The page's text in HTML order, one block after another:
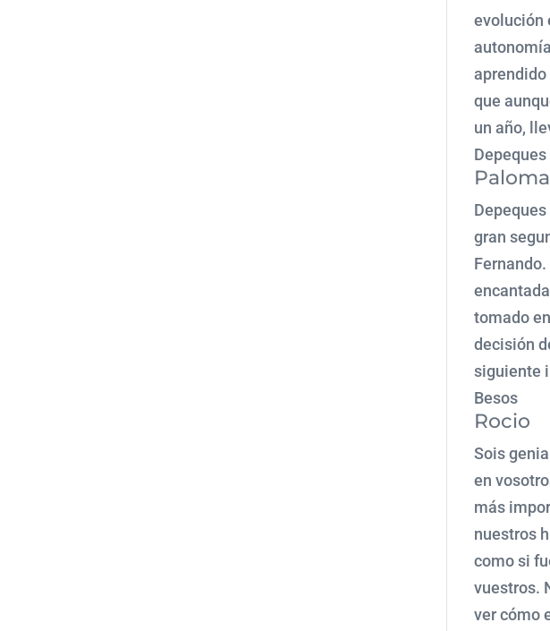
evolución
aprendido
que
un año,
Paloma
gran
Fernando.
tomado
decisión
siguiente
Besos
Rocio
Sois
en
más
nuestros
como si
vuestros.
ver cómo